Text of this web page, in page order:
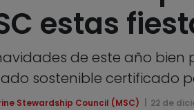
estas
de este año bien
sostenible certificado
Stewardship Council (MSC) 22 de